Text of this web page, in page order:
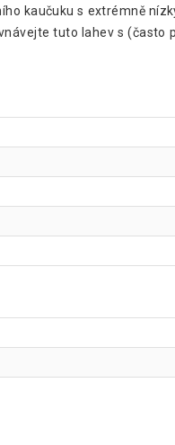
kaučuku s extrémně
tuto lahev s